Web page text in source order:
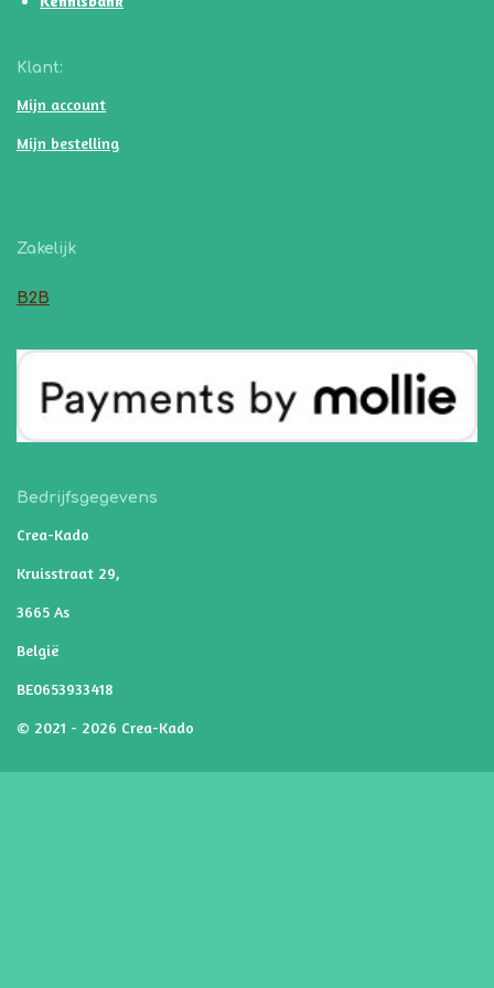
Klant:
Mijn account
Mijn bestelling
Zakelijk
B2B
Bedrijfsgegevens
Crea-Kado
Kruisstraat 29,
3665 As
België
BE0653933418
© 2021 - 2026 Crea-Kado